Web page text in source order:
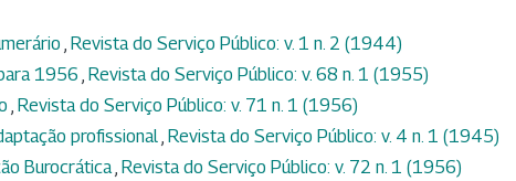
, Revista do Serviço Público: v. 1 n. 2 (1944)
1956 , Revista do Serviço Público: v. 68 n. 1 (1955)
, Revista do Serviço Público: v. 71 n. 1 (1956)
profissional, Revista do Serviço Público: v. 4 n. 1 (1945)
Burocrática, Revista do Serviço Público: v. 72 n. 1 (1956)